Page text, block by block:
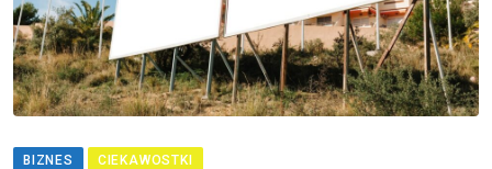
BIZNES CIEKAWOSTKI